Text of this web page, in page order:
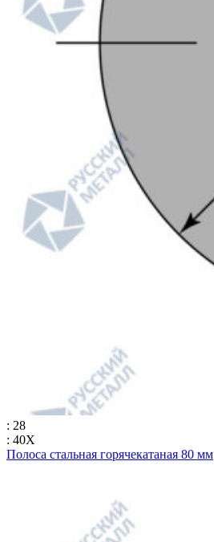
: 28
: 40Х
Полоса стальная горячекатаная 80 мм